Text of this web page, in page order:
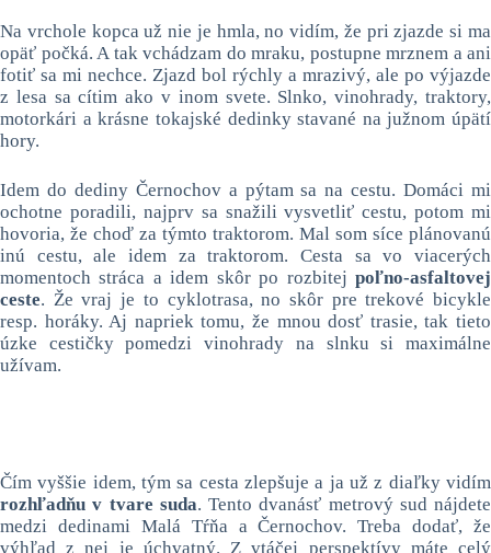
Na vrchole kopca už nie je hmla, no vidím, že pri zjazde si ma
opäť počká. A tak vchádzam do mraku, postupne mrznem a ani
fotiť sa mi nechce. Zjazd bol rýchly a mrazivý, ale po výjazde
z lesa sa cítim ako v inom svete. Slnko, vinohrady, traktory,
motorkári a krásne tokajské dedinky stavané na južnom úpätí
hory.
Idem do dediny Černochov a pýtam sa na cestu. Domáci mi
ochotne poradili, najprv sa snažili vysvetliť cestu, potom mi
hovoria, že choď za týmto traktorom. Mal som síce plánovanú
inú cestu, ale idem za traktorom. Cesta sa vo viacerých
momentoch stráca a idem skôr po rozbitej poľno-asfaltovej
ceste. Že vraj je to cyklotrasa, no skôr pre trekové bicykle
resp. horáky. Aj napriek tomu, že mnou dosť trasie, tak tieto
úzke cestičky pomedzi vinohrady na slnku si maximálne
užívam.
Čím vyššie idem, tým sa cesta zlepšuje a ja už z diaľky vidím
rozhľadňu v tvare suda. Tento dvanásť metrový sud nájdete
medzi dedinami Malá Tŕňa a Černochov. Treba dodať, že
výhľad z nej je úchvatný. Z vtáčej perspektívy máte celý